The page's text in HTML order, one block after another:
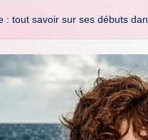
: tout savoir sur ses débuts